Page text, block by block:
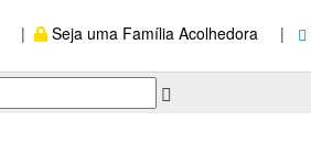
| Seja uma Família Acolhedora |